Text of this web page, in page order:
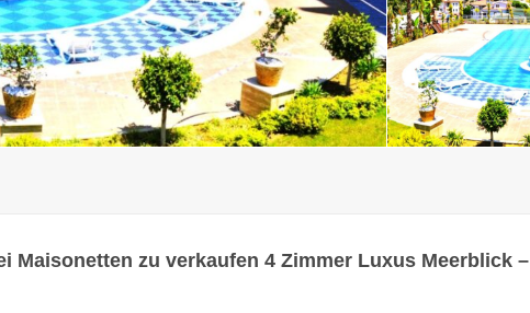
Maisonetten zu verkaufen 4 Zimmer Luxus Meerblick –